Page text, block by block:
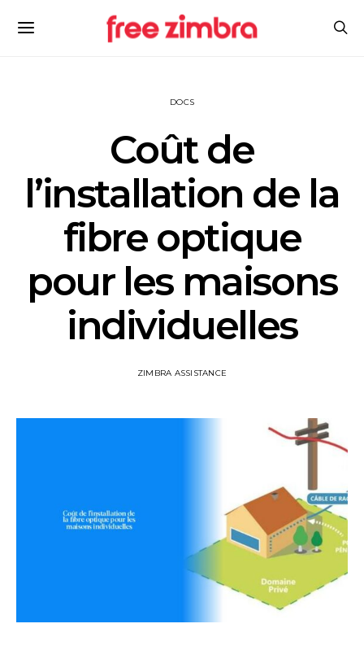
DOCS
Coût de
l’installation de la
fibre optique
pour les maisons
individuelles
ZIMBRA ASSISTANCE